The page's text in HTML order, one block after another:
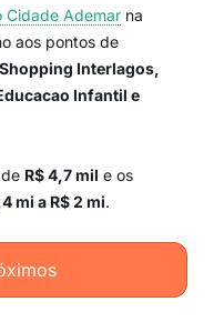
Cidade Ademar na
aos pontos de
Interlagos,
Infantil e
R$ 4,7 mil e os
mi a R$ 2 mi.